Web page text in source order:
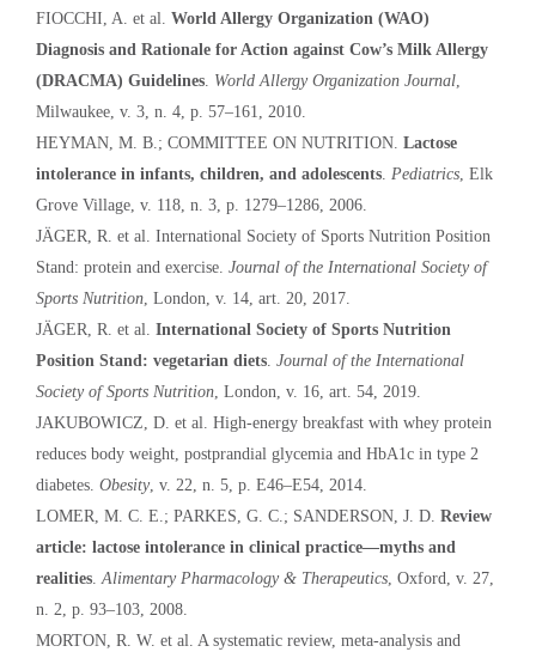
FIOCCHI, A. et al. World Allergy Organization (WAO)
Diagnosis and Rationale for Action against Cow’s Milk Allergy
(DRACMA) Guidelines. World Allergy Organization Journal,
Milwaukee, v. 3, n. 4, p. 57–161, 2010.
HEYMAN, M. B.; COMMITTEE ON NUTRITION. Lactose
intolerance in infants, children, and adolescents. Pediatrics, Elk
Grove Village, v. 118, n. 3, p. 1279–1286, 2006.
JÄGER, R. et al. International Society of Sports Nutrition Position
Stand: protein and exercise. Journal of the International Society of
Sports Nutrition, London, v. 14, art. 20, 2017.
JÄGER, R. et al. International Society of Sports Nutrition
Position Stand: vegetarian diets. Journal of the International
Society of Sports Nutrition, London, v. 16, art. 54, 2019.
JAKUBOWICZ, D. et al. High-energy breakfast with whey protein
reduces body weight, postprandial glycemia and HbA1c in type 2
diabetes. Obesity, v. 22, n. 5, p. E46–E54, 2014.
LOMER, M. C. E.; PARKES, G. C.; SANDERSON, J. D. Review
article: lactose intolerance in clinical practice—myths and
realities.Alimentary Pharmacology & Therapeutics, Oxford, v. 27,
n. 2, p. 93–103, 2008.
MORTON, R. W. et al. A systematic review, meta-analysis and